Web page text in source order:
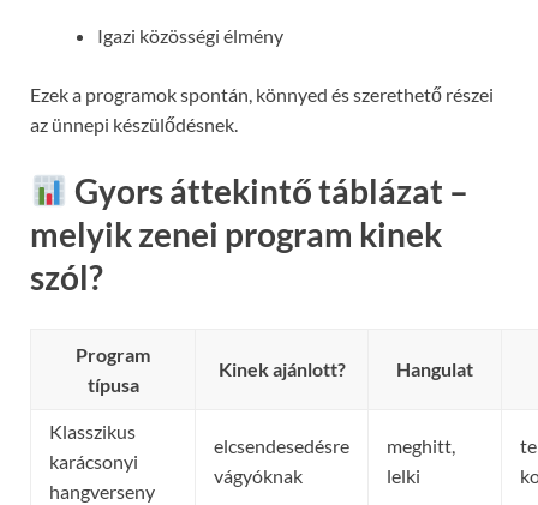
Igazi közösségi élmény
Ezek a programok spontán, könnyed és szerethető részei
az ünnepi készülődésnek.
Gyors áttekintő táblázat –
melyik zenei program kinek
szól?
Program
típusa
Kinek ajánlott? Hangulat
Klasszikus
karácsonyi
hangverseny
elcsendesedésre
vágyóknak
meghitt,
lelki